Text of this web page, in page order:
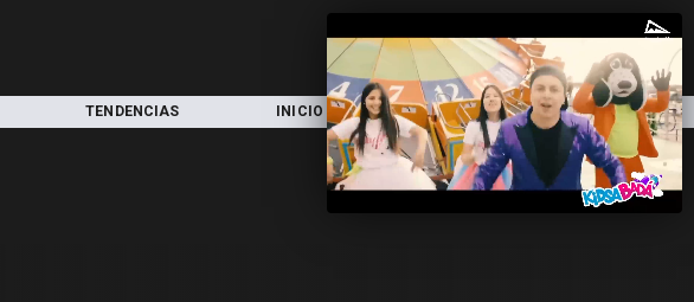
TENDENCIAS INICIO LOCAL NACIONAL